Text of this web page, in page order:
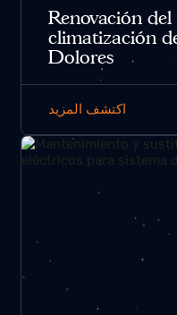
Renovación
climatización
Dolores
اكتشف المزيد